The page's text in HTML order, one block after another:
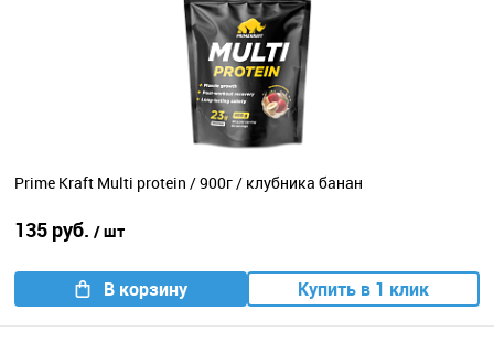
Prime Kraft Multi protein / 900г / клубника банан
135 руб. / шт
В корзину Купить в 1 клик